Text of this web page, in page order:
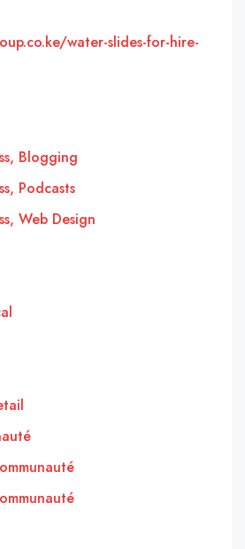
water-slides-for-hire-
Blogging
Podcasts
Web Design